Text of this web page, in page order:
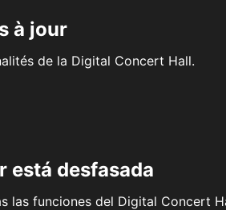
à jour
de la Digital Concert Hall.
está desfasada
las funciones del Digital Concert